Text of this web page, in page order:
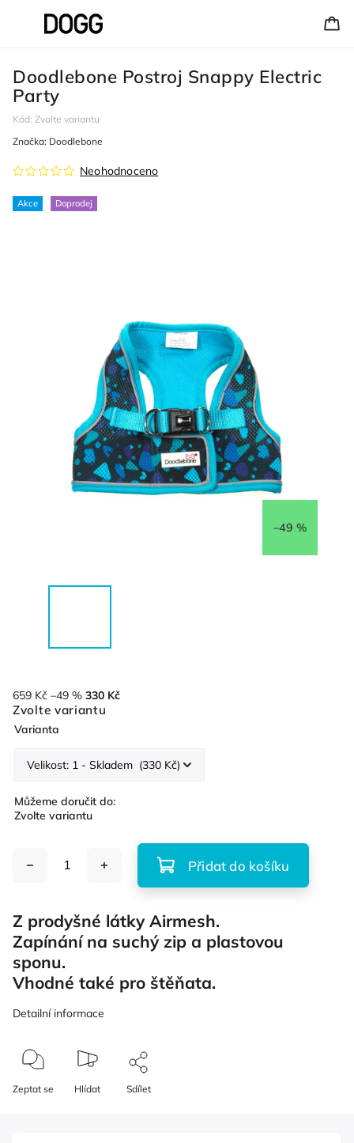
Doodlebone Postroj Snappy Electric
Party
Kód: Zvolte variantu
Akce Doprodej
Neohodnoceno
Značka: Doodlebone
–49 %
659 Kč –49 % 330 Kč
Zvolte variantu
Varianta
Můžeme doručit do:
Zvolte variantu
Přidat do košíku
Z prodyšné látky Airmesh.
Zapínání na suchý zip a plastovou
sponu.
Vhodné také pro štěňata.
Detailní informace
Zeptat se Hlídat Sdílet